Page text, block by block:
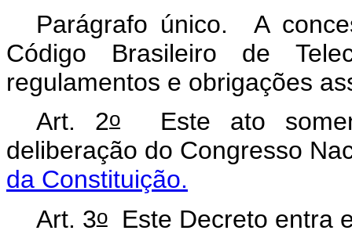
Parágrafo único. A
Código Brasileiro de
regulamentos e obrigações
Art. 2o
Este ato
deliberação do Congresso
da Constituição.
Art. 3oEste Decreto entra